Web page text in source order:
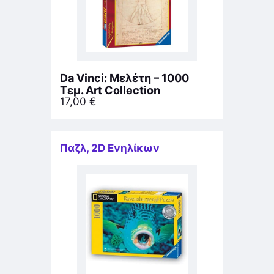
Da Vinci: Μελέτη – 1000
Τεμ. Art Collection
17,00 €
Παζλ, 2D Ενηλίκων